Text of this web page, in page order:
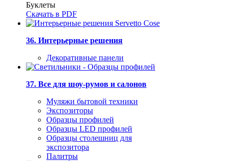
Буклеты
Скачать в PDF
36. Интерьерные решения
Декоративные панели
37. Все для шоу-румов и салонов
Муляжи бытовой техники
Экспозиторы
Образцы профилей
Образцы LED профилей
Образцы столешниц для
экспозитора
Палитры